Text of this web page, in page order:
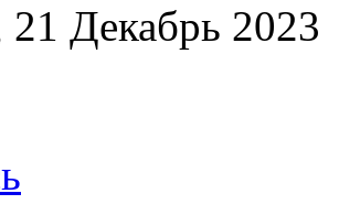
21 Декабрь 2023